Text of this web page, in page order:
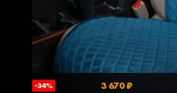
-34% 3 670 ₽